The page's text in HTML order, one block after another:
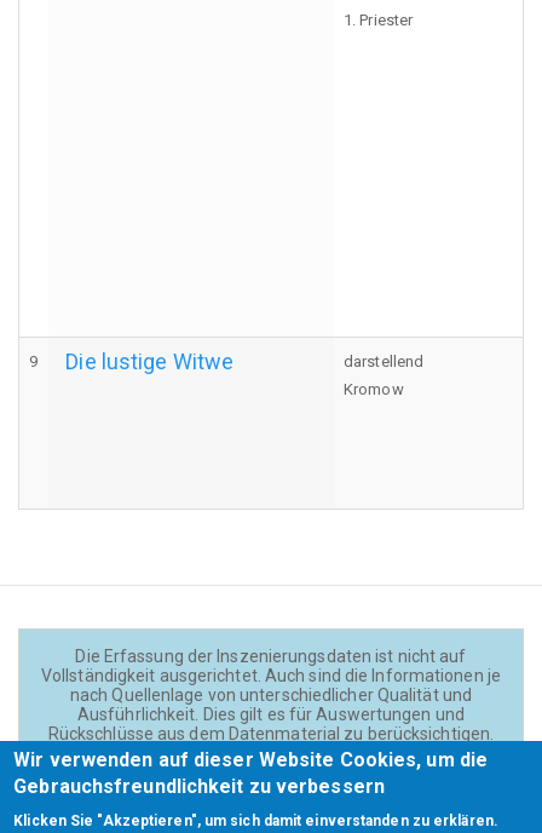
1. Priester
9 Die lustige Witwe
darstellend
Kromow
Die Erfassung der Inszenierungsdaten ist nicht auf
Vollständigkeit ausgerichtet. Auch sind die Informationen je
nach Quellenlage von unterschiedlicher Qualität und
Ausführlichkeit. Dies gilt es für Auswertungen und
Rückschlüsse aus dem Datenmaterial zu berücksichtigen.
Daten und Texte auf der Website sind - wenn nicht anders
angegeben - lizensiert unterCC BY 4.0(Creator:
Theadok.at).
Wir verwenden auf dieser Website Cookies, um die
Gebrauchsfreundlichkeit zu verbessern
Klicken Sie "Akzeptieren", um sich damit einverstanden zu erklären.